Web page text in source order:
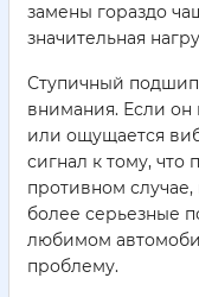
замены гораздо
значительная
Ступичный
внимания. Если он
или ощущается
сигнал к тому, что
противном
более серьезные
любимом
проблему.